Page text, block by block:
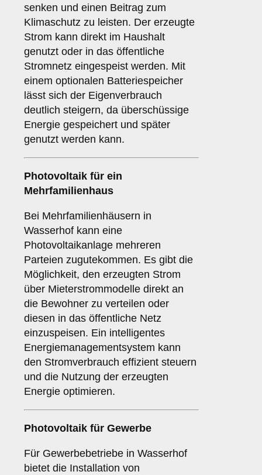
senken und einen Beitrag zum
Klimaschutz zu leisten. Der erzeugte
Strom kann direkt im Haushalt
genutzt oder in das öffentliche
Stromnetz eingespeist werden. Mit
einem optionalen Batteriespeicher
lässt sich der Eigenverbrauch
deutlich steigern, da überschüssige
Energie gespeichert und später
genutzt werden kann.
Photovoltaik für ein
Mehrfamilienhaus
Bei Mehrfamilienhäusern in
Wasserhof kann eine
Photovoltaikanlage mehreren
Parteien zugutekommen. Es gibt die
Möglichkeit, den erzeugten Strom
über Mieterstrommodelle direkt an
die Bewohner zu verteilen oder
diesen in das öffentliche Netz
einzuspeisen. Ein intelligentes
Energiemanagementsystem kann
den Stromverbrauch effizient steuern
und die Nutzung der erzeugten
Energie optimieren.
Photovoltaik für Gewerbe
Für Gewerbebetriebe in Wasserhof
bietet die Installation von